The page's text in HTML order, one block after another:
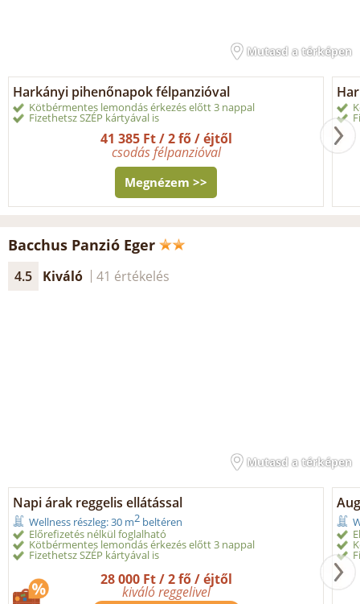
Mutasd a térképen
Harkányi pihenőnapok félpanzióval
Kötbérmentes lemondás érkezés előtt 3 nappal
Fizethetsz SZÉP kártyával is
41 385 Ft / 2 fő / éjtől
csodás félpanzióval
Megnézem >>
Bacchus Panzió Eger
4.5 Kiváló 41 értékelés
Mutasd a térképen
Napi árak reggelis ellátással
Wellness részleg: 30 m2 beltéren
Előrefizetés nélkül foglalható
Kötbérmentes lemondás érkezés előtt 3 nappal
Fizethetsz SZÉP kártyával is
28 000 Ft / 2 fő / éjtől
kiváló reggelivel